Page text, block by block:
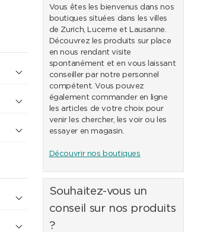
Vous êtes les bienvenus dans nos
boutiques situées dans les villes
de Zurich, Lucerne et Lausanne.
Découvrez les produits sur place
en nous rendant visite
spontanément et en vous laissant
conseiller par notre personnel
compétent. Vous pouvez
également commander en ligne
les articles de votre choix pour
venir les chercher, les voir ou les
essayer en magasin.
Découvrir nos boutiques
Souhaitez-vous un
conseil sur nos produits
?